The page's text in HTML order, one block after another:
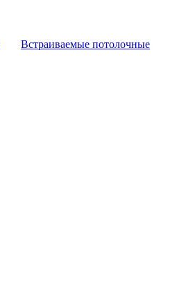
Встраиваемые потолочные